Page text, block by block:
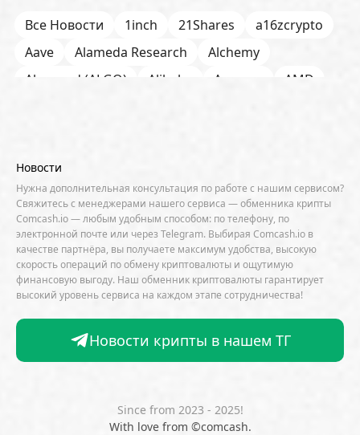
Все Новости 1inch 21Shares
a16zcrypto
Aave
Alameda Research
Alchemy
Algorand (ALGO)
Alibaba Amazon
AMD
Aster
Binance
BIS Bitcoin Core
Bitcoin Pizza Day
Bitfarms
Bitfinex Bitget
Bithumb
BitMEX
BitOK Bitwise BlackRock
Block
Bloomberg
BNB Chain
BNP Paribas
Börse Stuttgart
BTCFi Bullish
Bybit
Chainalysis
Chainlink (LINK)
Coinbase CoinDesk
Новости
Нужна дополнительная консультация по работе с нашим сервисом?
Свяжитесь с менеджерами нашего сервиса — обменника крипты
Comcash.io — любым удобным способом: по телефону, по
электронной почте или через Telegram. Выбирая Comcash.io в
качестве партнёра, вы получаете максимум удобства, высокую
скорость операций по обмену криптовалюты и ощутимую
финансовую выгоду. Наш обменник криптовалюты гарантирует
высокий уровень сервиса на каждом этапе сотрудничества!
Новости крипты в нашем ТГ
Since from 2023 - 2025!
With love from ©comcash.